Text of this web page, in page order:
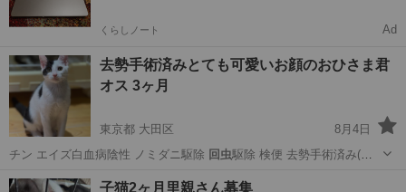
くらしノート Ad
去勢手術済みとても可愛いお顔のおひさま君
オス 3ヶ月
東京都 大田区
8月4日
チン エイズ白血病陰性 ノミダニ駆除 回虫駆除 検便 去勢手術済み(さ
東京 大田区 有無
子猫2ヶ月里親さん募集